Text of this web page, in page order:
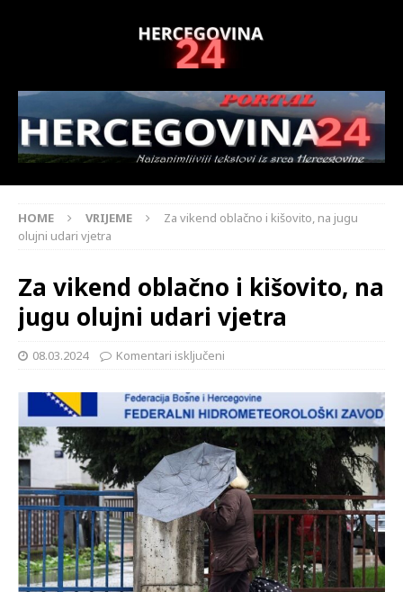
HOME VRIJEME
Za vikend oblačno i kišovito, na jugu
olujni udari vjetra
Za vikend oblačno i kišovito, na
jugu olujni udari vjetra
08.03.2024 Komentari isključeni